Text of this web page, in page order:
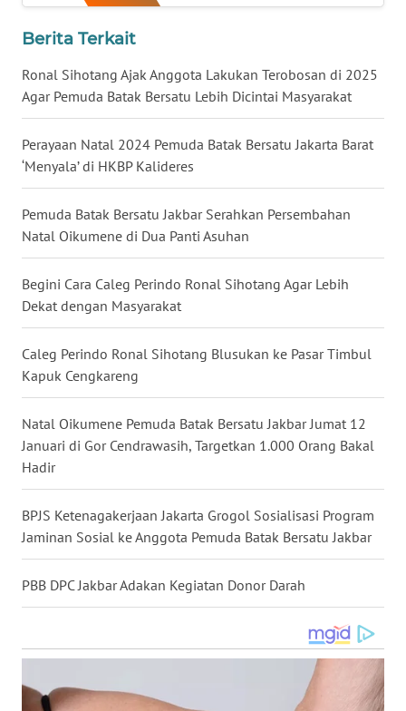
Berita Terkait
Ronal Sihotang Ajak Anggota Lakukan Terobosan di 2025
Agar Pemuda Batak Bersatu Lebih Dicintai Masyarakat
Perayaan Natal 2024 Pemuda Batak Bersatu Jakarta Barat
‘Menyala’ di HKBP Kalideres
Pemuda Batak Bersatu Jakbar Serahkan Persembahan
Natal Oikumene di Dua Panti Asuhan
Begini Cara Caleg Perindo Ronal Sihotang Agar Lebih
Dekat dengan Masyarakat
Caleg Perindo Ronal Sihotang Blusukan ke Pasar Timbul
Kapuk Cengkareng
Natal Oikumene Pemuda Batak Bersatu Jakbar Jumat 12
Januari di Gor Cendrawasih, Targetkan 1.000 Orang Bakal
Hadir
BPJS Ketenagakerjaan Jakarta Grogol Sosialisasi Program
Jaminan Sosial ke Anggota Pemuda Batak Bersatu Jakbar
PBB DPC Jakbar Adakan Kegiatan Donor Darah
NUSANTARA
WN
WN
JATIM
WN
BALI
WN
KALBAR
WN
KALTENG
WN
KALTARA
WN
KALSEL
WN
KALTIM
SULSEL
WN